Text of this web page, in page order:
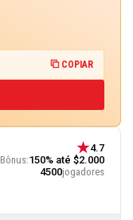
4.7
Bônus:150% até $2.000
4500jogadores
COPIAR